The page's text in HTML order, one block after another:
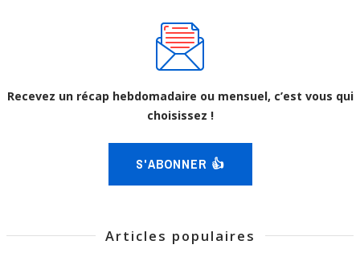
Recevez un récap hebdomadaire ou mensuel, c’est vous qui
choisissez !
S'ABONNER 👍
Articles populaires